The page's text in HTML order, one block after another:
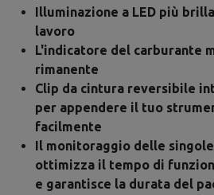
Illuminazione a LED più
lavoro
L'indicatore del carburante
rimanente
Clip da cintura reversibile
per appendere il tuo
facilmente
Il monitoraggio delle
ottimizza il tempo di
e garantisce la durata del